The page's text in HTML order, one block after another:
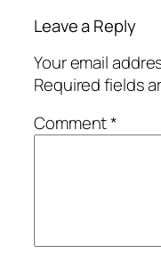
Leave a Reply
Your email
Required fields
Comment*